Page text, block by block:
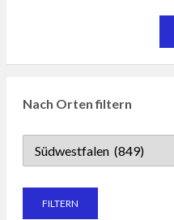
Nach Orten filtern